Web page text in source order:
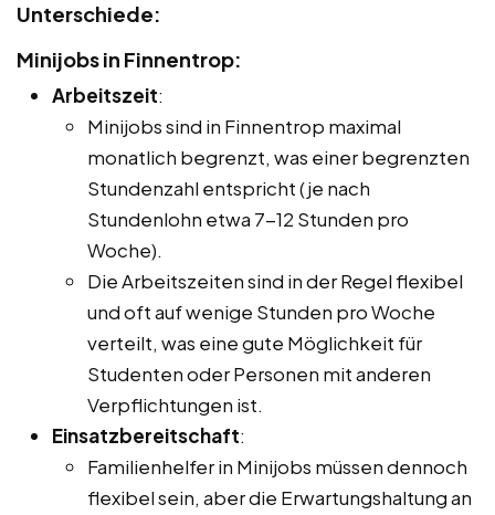
Unterschiede:
Minijobs in Finnentrop:
Arbeitszeit:
Minijobs sind in Finnentrop maximal
monatlich begrenzt, was einer begrenzten
Stundenzahl entspricht (je nach
Stundenlohn etwa 7-12 Stunden pro
Woche).
Die Arbeitszeiten sind in der Regel flexibel
und oft auf wenige Stunden pro Woche
verteilt, was eine gute Möglichkeit für
Studenten oder Personen mit anderen
Verpflichtungen ist.
Einsatzbereitschaft:
Familienhelfer in Minijobs müssen dennoch
flexibel sein, aber die Erwartungshaltung an